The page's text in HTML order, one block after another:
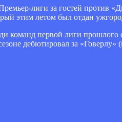
лиги за гостей против
этим летом был отдан
команд первой лиги прошлого
дебютировал за